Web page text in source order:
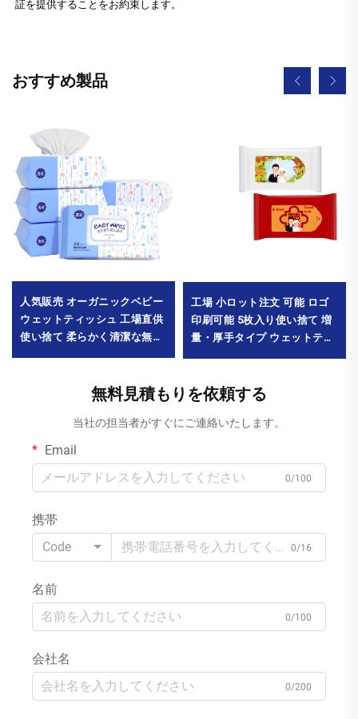
証を提供することをお約束します。
おすすめ製品
人気販売 オーガニックベビー
ウェットティッシュ 工場直供
使い捨て 柔らかく清潔な無香
り用 最小注文数量 10000パッ
工場 小ロット注文 可能 ロゴ
印刷可能 5枚入り使い捨て 増
量・厚手タイプ ウェットティ
無料見積もりを依頼する
当社の担当者がすぐにご連絡いたします。
Email
0/100
携帯
Code
0/16
名前
0/100
会社名
0/200